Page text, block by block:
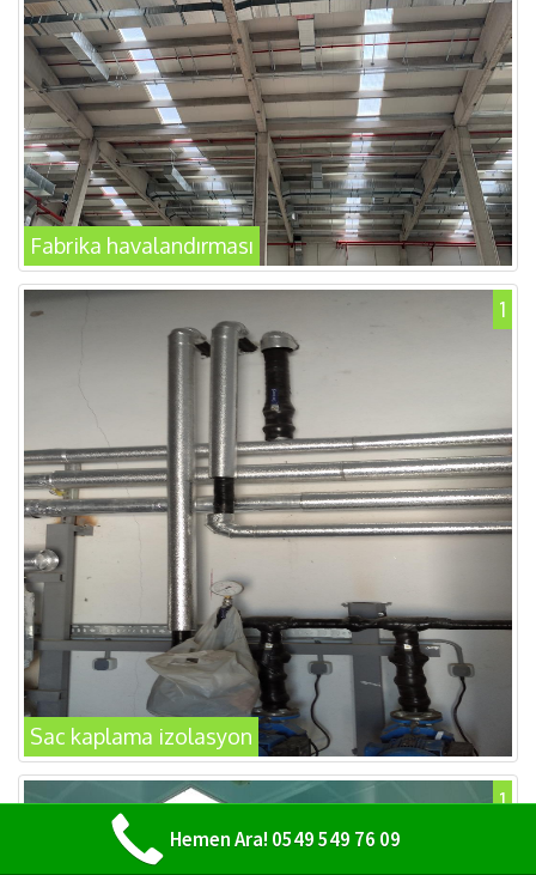
Fabrika havalandırması
1
Sac kaplama izolasyon
1
Hemen Ara! 0549 549 76 09